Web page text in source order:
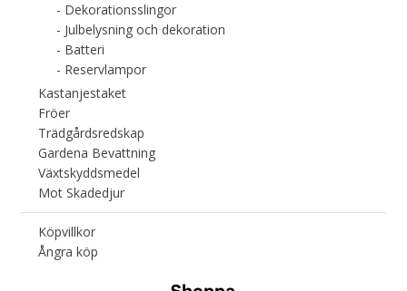
Dekorationsslingor
Julbelysning och dekoration
Batteri
Reservlampor
Kastanjestaket
Fröer
Trädgårdsredskap
Gardena Bevattning
Växtskyddsmedel
Mot Skadedjur
Köpvillkor
Ångra köp